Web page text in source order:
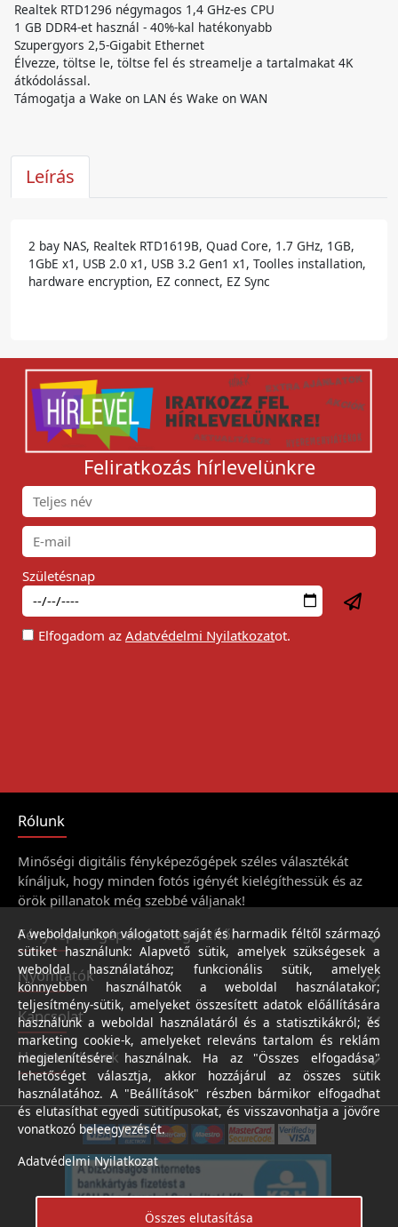
Realtek RTD1296 négymagos 1,4 GHz-es CPU
1 GB DDR4-et használ - 40%-kal hatékonyabb
Szupergyors 2,5-Gigabit Ethernet
Élvezze, töltse le, töltse fel és streamelje a tartalmakat 4K
átkódolással.
Támogatja a Wake on LAN és Wake on WAN
Leírás
2 bay NAS, Realtek RTD1619B, Quad Core, 1.7 GHz, 1GB,
1GbE x1, USB 2.0 x1, USB 3.2 Gen1 x1, Toolles installation,
hardware encryption, EZ connect, EZ Sync
Feliratkozás hírlevelünkre
Születésnap
Elfogadom az Adatvédelmi Nyilatkozatot.
Rólunk
Minőségi digitális fényképezőgépek széles választékát
kínáljuk, hogy minden fotós igényét kielégíthessük és az
örök pillanatok még szebbé váljanak!
Fényképezőgépek és kiegészítői
Nyomtatók
Kapcsolat
Hasznos linkek
A weboldalunkon válogatott saját és harmadik féltől származó
sütiket használunk: Alapvető sütik, amelyek szükségesek a
weboldal használatához; funkcionális sütik, amelyek
könnyebben használhatók a weboldal használatakor;
teljesítmény-sütik, amelyeket összesített adatok előállítására
használunk a weboldal használatáról és a statisztikákról; és
marketing cookie-k, amelyeket releváns tartalom és reklám
megjelenítésére használnak. Ha az "Összes elfogadása"
lehetőséget választja, akkor hozzájárul az összes sütik
használatához. A "Beállítások" részben bármikor elfogadhat
és elutasíthat egyedi sütitípusokat, és visszavonhatja a jövőre
vonatkozó beleegyezését.
Adatvédelmi Nyilatkozat
Összes elutasítása